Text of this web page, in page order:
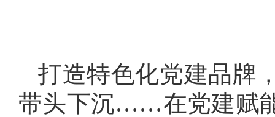
打造特色化党建品牌
带头下沉……在党建赋